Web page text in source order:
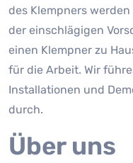
des Klempners
der einschlägigen
einen Klempner zu
für die Arbeit. Wir
Installationen und
durch.
Über uns